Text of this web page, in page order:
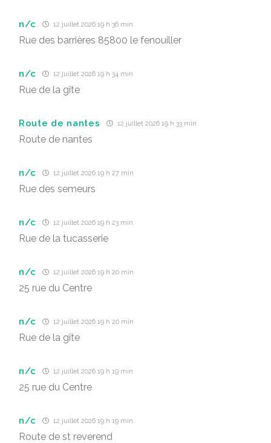
n/c 12 juillet 2026 19 h 36 min
Rue des barrières 85800 le fenouiller
n/c 12 juillet 2026 19 h 34 min
Rue de la gîte
Route de nantes 12 juillet 2026 19 h 33 min
Route de nantes
n/c 12 juillet 2026 19 h 27 min
Rue des semeurs
n/c 12 juillet 2026 19 h 23 min
Rue de la tucasserie
n/c 12 juillet 2026 19 h 20 min
25 rue du Centre
n/c 12 juillet 2026 19 h 20 min
Rue de la gîte
n/c 12 juillet 2026 19 h 19 min
25 rue du Centre
n/c 12 juillet 2026 19 h 19 min
Route de st reverend